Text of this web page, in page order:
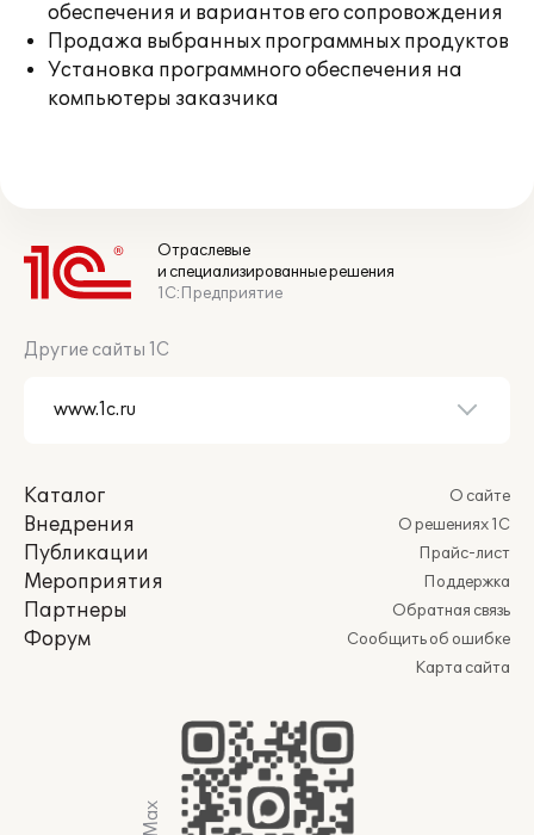
обеспечения и вариантов его сопровождения
Продажа выбранных программных продуктов
Установка программного обеспечения на
компьютеры заказчика
Отраслевые
и специализированные решения
1С:Предприятие
Другие сайты 1С
Каталог
Внедрения
Публикации
Мероприятия
Партнеры
Форум
О сайте
О решениях 1С
Прайс-лист
Поддержка
Обратная связь
Сообщить об ошибке
Карта сайта